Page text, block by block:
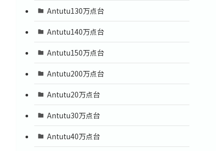
Antutu130万点台
Antutu140万点台
Antutu150万点台
Antutu200万点台
Antutu20万点台
Antutu30万点台
Antutu40万点台